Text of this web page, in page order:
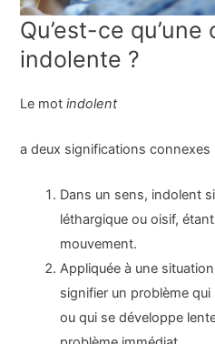
Qu’est-ce
indolente ?
Le motindolent
a deux significations connexes
Dans un sens, indolent
léthargique ou oisif,
mouvement.
Appliquée à une
signifier un problème qui
ou qui se développe